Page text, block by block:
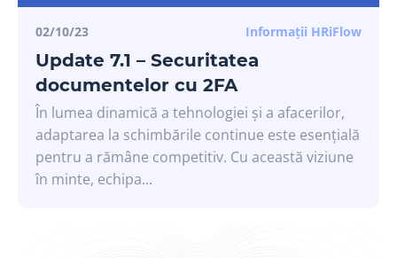
02/10/23 Informații HRiFlow
Update 7.1 – Securitatea
documentelor cu 2FA
În lumea dinamică a tehnologiei și a afacerilor,
adaptarea la schimbările continue este esențială
pentru a rămâne competitiv. Cu această viziune
în minte, echipa...